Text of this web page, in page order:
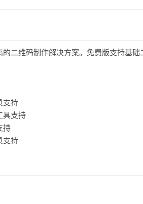
二维码制作解决方案。免费版支持基
支持
具支持
持
支持